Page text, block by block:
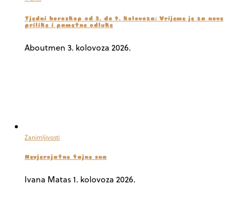
Tjedni horoskop od 3. do 9. kolovoza: Vrijeme je za nove
prilike i pametne odluke
Aboutmen 3. kolovoza 2026.
Zanimljivosti
Nevjerojatne tajne sna
Ivana Matas1. kolovoza 2026.